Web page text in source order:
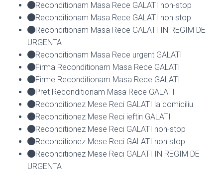
Reconditionam Masa Rece GALATI non-stop
Reconditionam Masa Rece GALATI non stop
Reconditionam Masa Rece GALATI IN REGIM DE
URGENTA
Reconditionam Masa Rece urgent GALATI
Firma Reconditionam Masa Rece GALATI
Firme Reconditionam Masa Rece GALATI
Pret Reconditionam Masa Rece GALATI
Reconditionez Mese Reci GALATI la domiciliu
Reconditionez Mese Reci ieftin GALATI
Reconditionez Mese Reci GALATI non-stop
Reconditionez Mese Reci GALATI non stop
Reconditionez Mese Reci GALATI IN REGIM DE
URGENTA